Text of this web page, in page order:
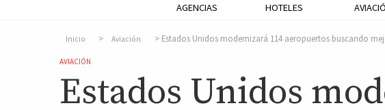
AGENCIAS HOTELES
Inicio Aviación Estados Unidos modernizará 114 aeropuertos buscando
AVIACIÓN
Estados Unidos